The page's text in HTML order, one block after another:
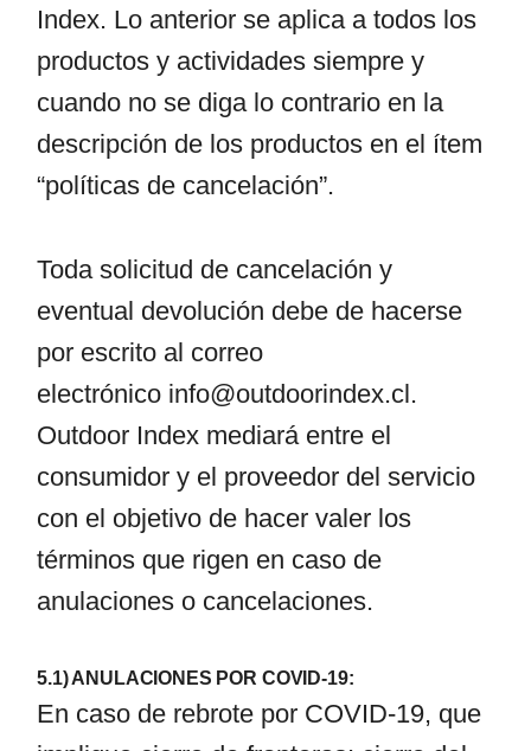
Index. Lo anterior se aplica a todos los
productos y actividades siempre y
cuando no se diga lo contrario en la
descripción de los productos en el ítem
“políticas de cancelación”.
Toda solicitud de cancelación y
eventual devolución debe de hacerse
por escrito al correo
electrónico info@outdoorindex.cl.
Outdoor Index mediará entre el
consumidor y el proveedor del servicio
con el objetivo de hacer valer los
términos que rigen en caso de
anulaciones o cancelaciones.
5.1) ANULACIONES POR COVID-19:
En caso de rebrote por COVID-19, que